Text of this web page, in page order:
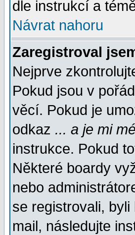
dle instrukcí a
Návrat nahoru
Zaregistroval
Nejprve
Pokud jsou v
věcí. Pokud je
odkaz ... a je mi
instrukce. Pokud
Některé boardy
nebo
se registrovali,
mail, následujte